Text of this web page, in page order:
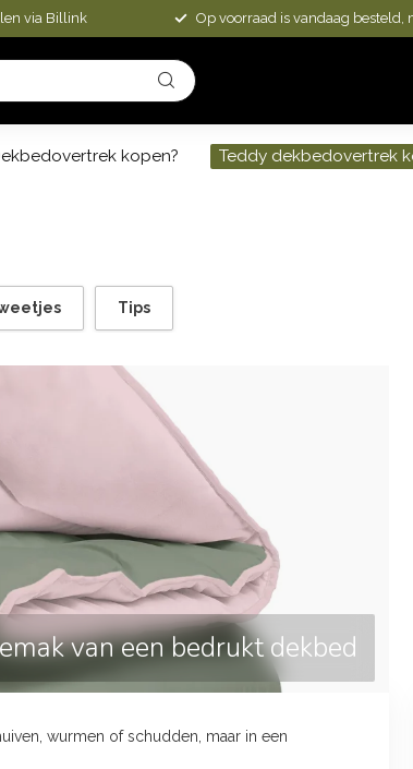
via Billink Op voorraad is vandaag besteld,
kopen? Teddy dekbedovertrek
Tips
van een bedrukt dekbed
wurmen of schudden, maar in een